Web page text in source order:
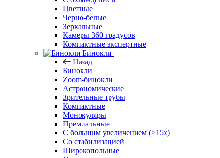
Цветные
Черно-белые
Зеркальные
Камеры 360 градусов
Компактные экспертные
Бинокли
Назад
Бинокли
Zoom-бинокли
Астрономические
Зрительные трубы
Компактные
Монокуляры
Премиальные
С большим увеличением (>15x)
Со стабилизацией
Широкопольные